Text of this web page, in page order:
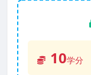
10学分